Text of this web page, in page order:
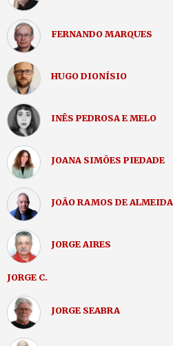
FERNANDO MARQUES
HUGO DIONÍSIO
INÊS PEDROSA E MELO
JOANA SIMÕES PIEDADE
JOÃO RAMOS DE ALMEIDA
JORGE AIRES
JORGE C.
JORGE SEABRA